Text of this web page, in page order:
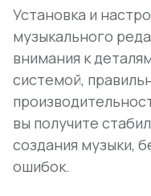
Установка и
музыкального
внимания к
системой,
вы получите
создания музыки,
ошибок.